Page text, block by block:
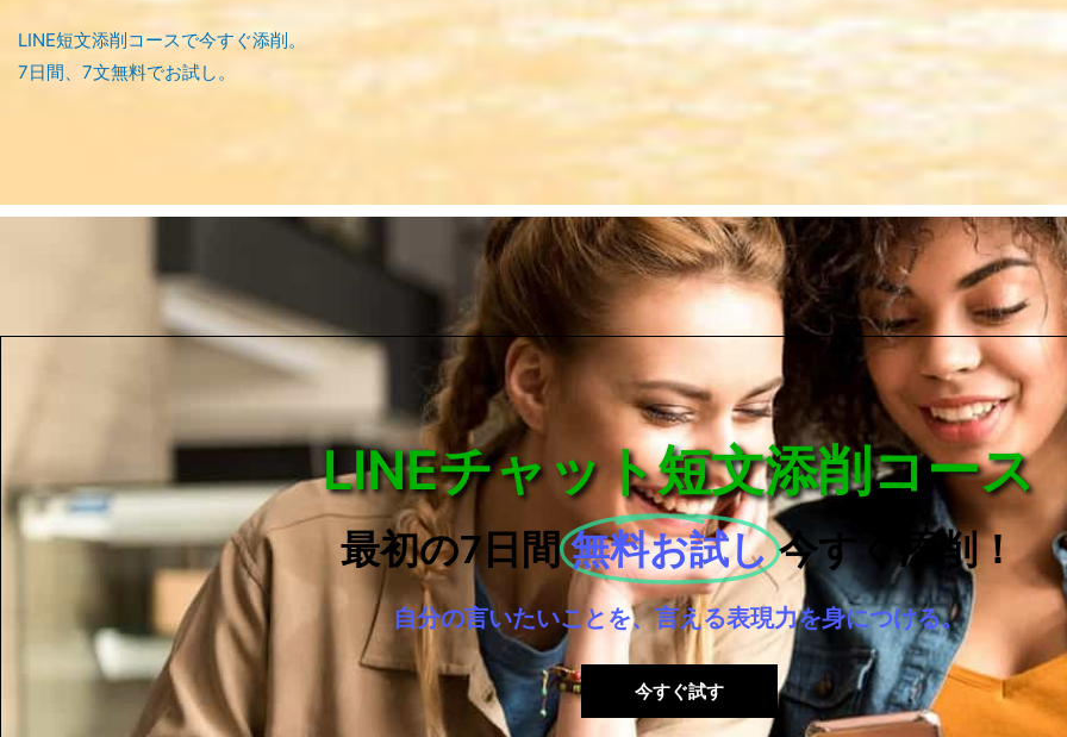
LINE短文添削コースで今すぐ添削。
7日間、7文無料でお試し。
LINEチャット短文添削コース
最初の7日間 無料お試し 今すぐ添削！
自分の言いたいことを、言える表現力を身につける。
今すぐ試す